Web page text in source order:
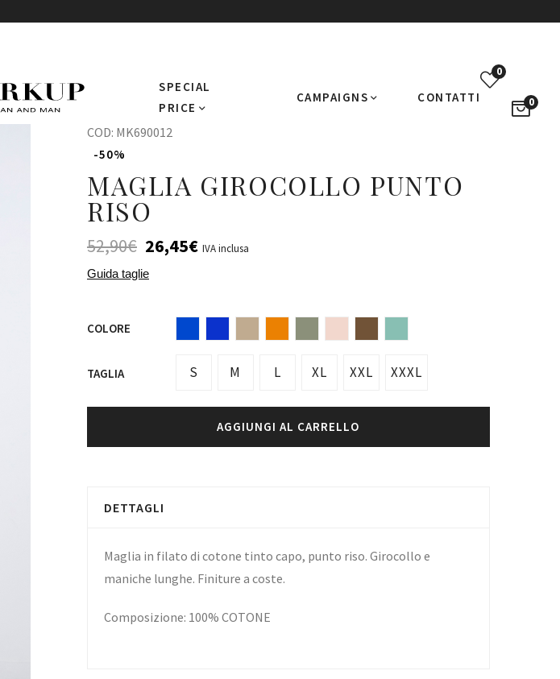
SPECIAL
PRICE
CAMPAIGNS CONTATTI
0
0
COD: MK690012
-50%
MAGLIA GIROCOLLO PUNTO
RISO
52,90€ 26,45€ IVA inclusa
Guida taglie
COLORE
TAGLIA S M L XL XXL XXXL
AGGIUNGI AL CARRELLO
DETTAGLI
Maglia in filato di cotone tinto capo, punto riso. Girocollo e
maniche lunghe. Finiture a coste.
Composizione: 100% COTONE